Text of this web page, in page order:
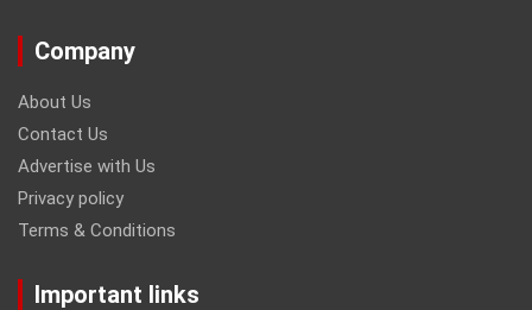
Company
About Us
Contact Us
Advertise with Us
Privacy policy
Terms & Conditions
Important links